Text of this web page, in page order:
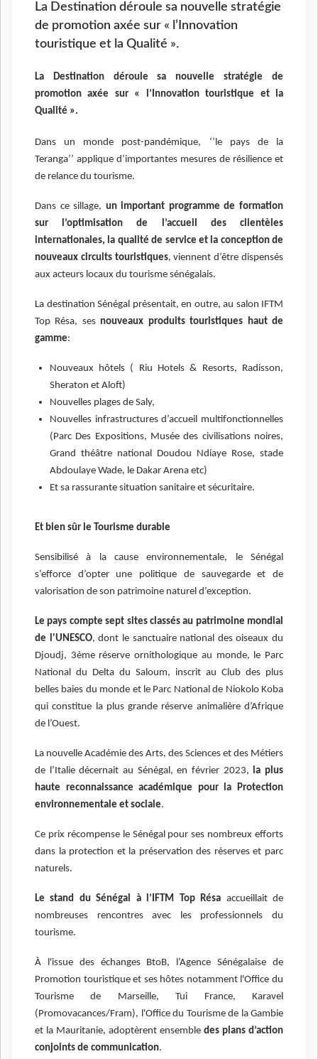
La Destination déroule sa nouvelle stratégie
de promotion axée sur « l’Innovation
touristique et la Qualité ».
La Destination déroule sa nouvelle stratégie de
promotion axée sur « l’Innovation touristique et la
Qualité ».
Dans un monde post-pandémique, ‘’le pays de la
Teranga’’ applique d’importantes mesures de résilience et
de relance du tourisme.
Dans ce sillage, un important programme de formation
sur l’optimisation de l’accueil des clientèles
internationales, la qualité de service et la conception de
nouveaux circuits touristiques, viennent d’être dispensés
aux acteurs locaux du tourisme sénégalais.
La destination Sénégal présentait, en outre, au salon IFTM
Top Résa, ses nouveaux produits touristiques haut de
gamme:
Nouveaux hôtels ( Riu Hotels & Resorts, Radisson,
Sheraton et Aloft)
Nouvelles plages de Saly,
Nouvelles infrastructures d’accueil multifonctionnelles
(Parc Des Expositions, Musée des civilisations noires,
Grand théâtre national Doudou Ndiaye Rose, stade
Abdoulaye Wade, le Dakar Arena etc)
Et sa rassurante situation sanitaire et sécuritaire.
Et bien sûr le Tourisme durable
Sensibilisé à la cause environnementale, le Sénégal
s’efforce d’opter une politique de sauvegarde et de
valorisation de son patrimoine naturel d’exception.
Le pays compte sept sites classés au patrimoine mondial
de l'UNESCO, dont le sanctuaire national des oiseaux du
Djoudj, 3ème réserve ornithologique au monde, le Parc
National du Delta du Saloum, inscrit au Club des plus
belles baies du monde et le Parc National de Niokolo Koba
qui constitue la plus grande réserve animalière d’Afrique
de l’Ouest.
La nouvelle Académie des Arts, des Sciences et des Métiers
de l’Italie décernait au Sénégal, en février 2023, la plus
haute reconnaissance académique pour la Protection
environnementale et sociale.
Ce prix récompense le Sénégal pour ses nombreux efforts
dans la protection et la préservation des réserves et parc
naturels.
Le stand du Sénégal à l’IFTM Top Résa accueillait de
nombreuses rencontres avec les professionnels du
tourisme.
À l'issue des échanges BtoB, l’Agence Sénégalaise de
Promotion touristique et ses hôtes notamment l'Office du
Tourisme de Marseille, Tui France, Karavel
(Promovacances/Fram), l'Office du Tourisme de la Gambie
et la Mauritanie, adoptèrent ensemble des plans d’action
conjoints de communication.